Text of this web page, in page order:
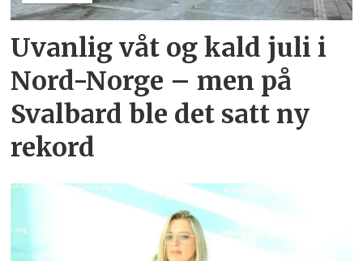
Uvanlig våt og kald juli i
Nord-Norge – men på
Svalbard ble det satt ny
rekord